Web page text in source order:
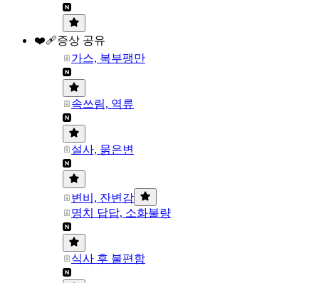
❤️‍🩹증상 공유
가스, 복부팽만
속쓰림, 역류
설사, 묽은변
변비, 잔변감
명치 답답, 소화불량
식사 후 불편함